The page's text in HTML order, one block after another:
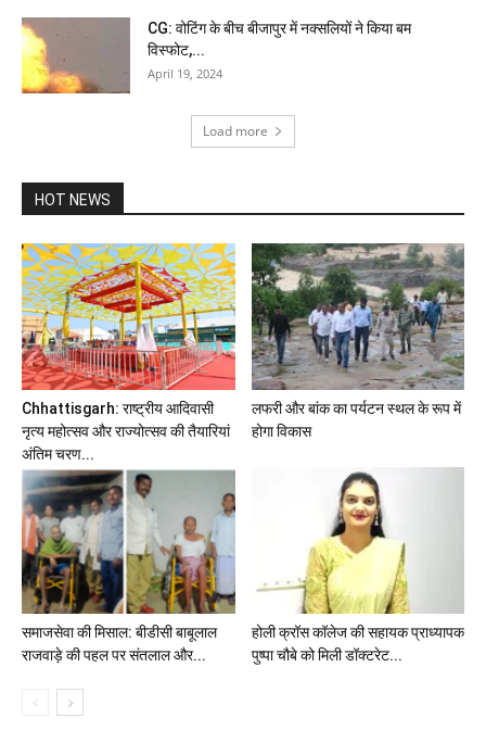
CG: वोटिंग के बीच बीजापुर में नक्सलियों ने किया बम
विस्फोट,...
April 19, 2024
Load more
HOT NEWS
Chhattisgarh: राष्ट्रीय आदिवासी
नृत्य महोत्सव और राज्योत्सव की तैयारियां
अंतिम चरण...
लफरी और बांक का पर्यटन स्थल के रूप में
होगा विकास
समाजसेवा की मिसाल: बीडीसी बाबूलाल
राजवाड़े की पहल पर संतलाल और...
होली क्रॉस कॉलेज की सहायक प्राध्यापक
पुष्पा चौबे को मिली डॉक्टरेट...